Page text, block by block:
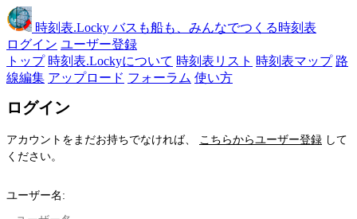
時刻表.Locky バスも船も、みんなでつくる時刻表
ログイン ユーザー登録
トップ 時刻表.Lockyについて 時刻表リスト 時刻表マップ 路
線編集 アップロード フォーラム 使い方
ログイン
アカウントをまだお持ちでなければ、 こちらからユーザー登録 して
ください。
ユーザー名: